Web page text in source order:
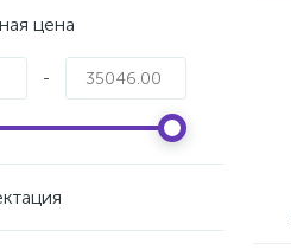
цена
-